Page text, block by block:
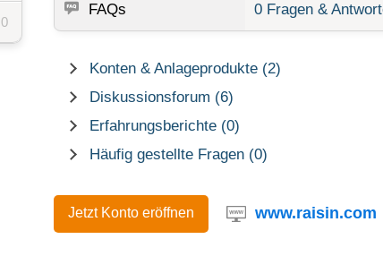
0
FAQs 0 Fragen &
Konten & Anlageprodukte (2)
Diskussionsforum (6)
Erfahrungsberichte (0)
Häufig gestellte Fragen (0)
Jetzt Konto eröffnen www.raisin.com